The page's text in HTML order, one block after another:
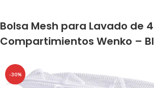
Bolsa Mesh para Lavado de 4
Compartimientos Wenko –
-30%